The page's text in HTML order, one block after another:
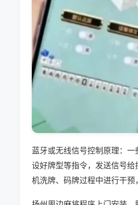
蓝牙或无线信号控制原理：
设好牌型等指令，发送信号
机洗牌、码牌过程中进行干预